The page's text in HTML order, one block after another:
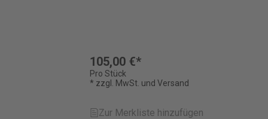
105,00 €*
Pro Stück
* zzgl. MwSt. und Versand
Zur Merkliste hinzufügen